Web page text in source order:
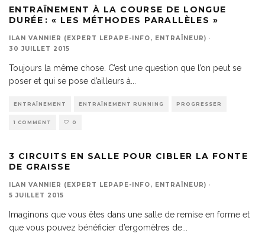
ENTRAÎNEMENT À LA COURSE DE LONGUE
DURÉE : « LES MÉTHODES PARALLÈLES »
ILAN VANNIER (EXPERT LEPAPE-INFO, ENTRAÎNEUR) ·
30 JUILLET 2015
Toujours la même chose. C’est une question que l’on peut se
poser et qui se pose d’ailleurs à
ENTRAÎNEMENT ENTRAÎNEMENT RUNNING PROGRESSER
1 COMMENT 0
3 CIRCUITS EN SALLE POUR CIBLER LA FONTE
DE GRAISSE
ILAN VANNIER (EXPERT LEPAPE-INFO, ENTRAÎNEUR) ·
5 JUILLET 2015
Imaginons que vous êtes dans une salle de remise en forme et
que vous pouvez bénéficier d’ergomètres de